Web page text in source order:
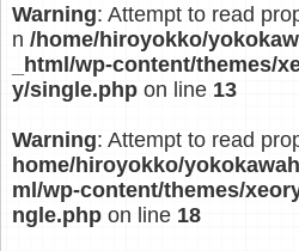
Warning: Attempt to read
n /home/hiroyokko/
_html/wp-content/themes/
y/single.phpon line 13
Warning: Attempt to read
home/hiroyokko/
ml/wp-content/themes/
ngle.phpon line 18